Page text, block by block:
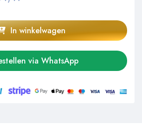
In winkelwagen
via WhatsApp